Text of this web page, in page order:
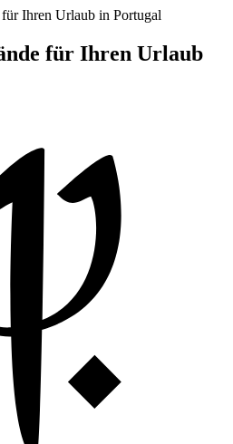
Ihren Urlaub in Portugal
für Ihren Urlaub